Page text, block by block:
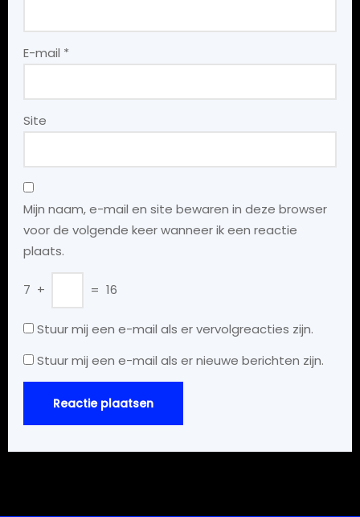
E-mail *
Site
Mijn naam, e-mail en site bewaren in deze browser
voor de volgende keer wanneer ik een reactie
plaats.
7 + = 16
Stuur mij een e-mail als er vervolgreacties zijn.
Stuur mij een e-mail als er nieuwe berichten zijn.